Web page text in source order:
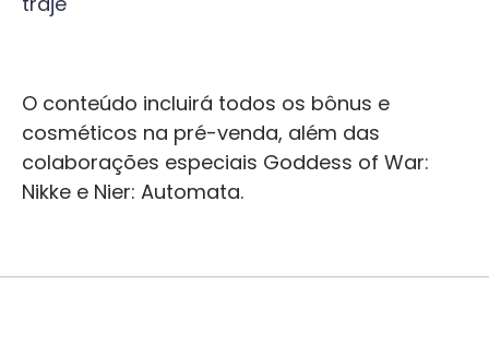
O conteúdo incluirá todos os bônus e
cosméticos na pré-venda, além das
colaborações especiais Goddess of War:
Nikke e Nier: Automata.